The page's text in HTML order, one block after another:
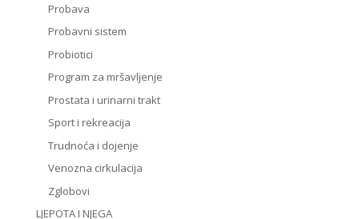
Probava
Probavni sistem
Probiotici
Program za mršavljenje
Prostata i urinarni trakt
Sport i rekreacija
Trudnoća i dojenje
Venozna cirkulacija
Zglobovi
LJEPOTA I NJEGA